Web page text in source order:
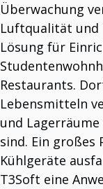
Überwachung
Luftqualität und
Lösung für
Restaurants.
Lebensmitteln
und
sind. Ein
Kühlgeräte
T3Soft eine